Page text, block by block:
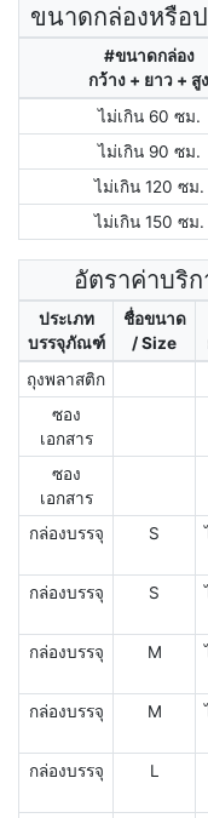
ขนาดกล่องหรือป
#ขนาดกล่อง
กว้าง + ยาว + สูง
ไม่เกิน 60 ซม.
ไม่เกิน 90 ซม.
ไม่เกิน 120 ซม.
ไม่เกิน 150 ซม.
อัตราค่าบริก
ประเภท
บรรจุภัณฑ์
ชื่อขนาด
/ Size
ถุงพลาสติก
ซอง
เอกสาร
ซอง
เอกสาร
กล่องบรรจุ S
กล่องบรรจุ S
กล่องบรรจุ M
กล่องบรรจุ M
กล่องบรรจุ L